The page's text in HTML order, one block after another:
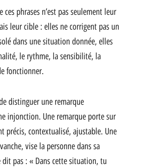
ces phrases n’est pas seulement leur
leur cible : elles ne corrigent pas un
dans une situation donnée, elles
le rythme, la sensibilité, la
fonctionner.
distinguer une remarque
injonction. Une remarque porte sur
précis, contextualisé, ajustable. Une
vise la personne dans sa
pas : « Dans cette situation, tu